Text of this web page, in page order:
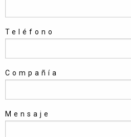
Teléfono
Compañía
Mensaje